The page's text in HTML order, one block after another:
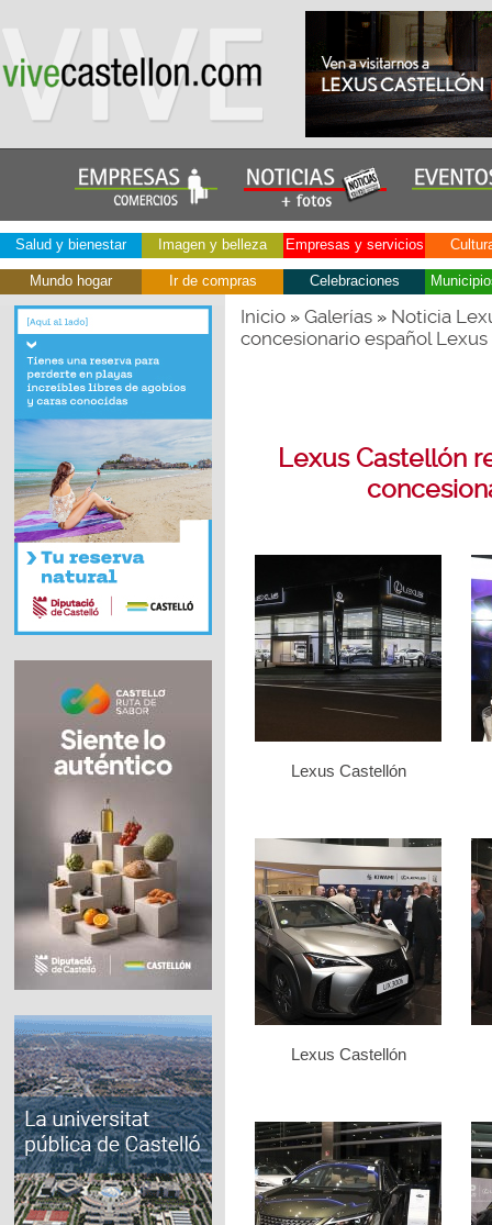
Salud y bienestar Imagen y belleza Empresas y servicios
Mundo hogar Ir de compras Celebraciones
Inicio» Galerías» Noticia
concesionario español Lexus
Lexus Castellón
Lexus Castellón
Lexus Castellón